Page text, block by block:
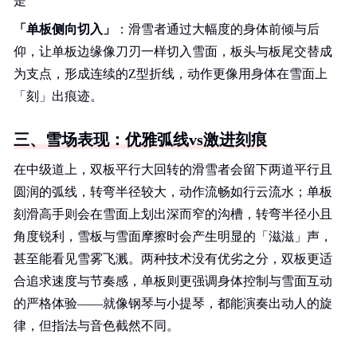
「单板侧向切入」
：滑雪者通过大幅度的身体前倾与后
仰，让单板边缘像刀刃一样切入雪面，板头与板尾交替成
为支点，形成连续的Z型折线，动作更像用身体在雪面上
「刻」出痕迹。
三、雪场表现：优雅弧线vs激进刻痕
在中级道上，双板平行大回转的滑雪者会留下两道平行且
圆润的弧线，转弯半径较大，动作流畅如行云流水；单板
刻滑高手则会在雪面上划出深而窄的沟槽，转弯半径小且
角度锐利，雪板与雪面摩擦时会产生明显的「滋滋」声，
甚至能看见雪雾飞溅。两种技术没有优劣之分，双板更适
合追求速度与节奏感，单板则更强调身体控制与雪面互动
的严格体验——就像钢琴与小提琴，都能演奏出动人的旋
律，但指法与音色截然不同。